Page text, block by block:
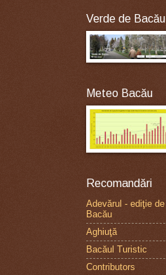
Verde de Bacău
Meteo Bacău
Recomandări
Adevărul - ediţie de
Bacău
Aghiuţă
Bacăul Turistic
Contributors